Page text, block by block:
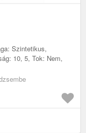
Szintetikus,
10, 5, Tok: Nem,